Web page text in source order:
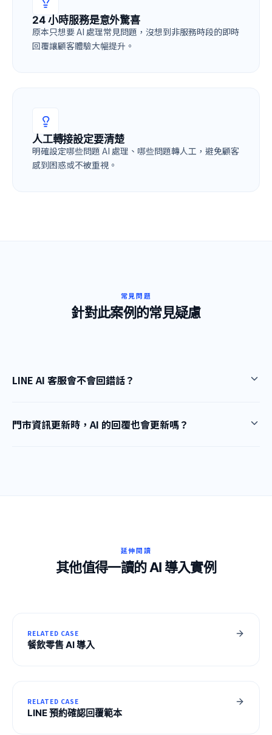
24 小時服務是意外驚喜
原本只想要 AI 處理常見問題，沒想到非服務時段的即時
回覆讓顧客體驗大幅提升。
人工轉接設定要清楚
明確設定哪些問題 AI 處理、哪些問題轉人工，避免顧客
感到困惑或不被重視。
常見問題
針對此案例的常見疑慮
LINE AI 客服會不會回錯話？
門市資訊更新時，AI 的回覆也會更新嗎？
延伸閱讀
其他值得一讀的 AI 導入實例
RELATED CASE
餐飲零售 AI 導入
RELATED CASE
LINE 預約確認回覆範本